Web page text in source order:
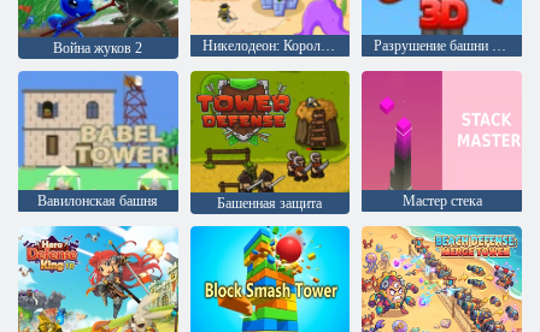
Война жуков 2 Никелодеон: Королевства Разрушение башни 3D
Вавилонская башня Башенная защита Мастер стека